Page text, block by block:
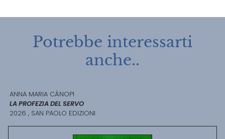
Potrebbe interessarti
anche..
ANNA MARIA CÀNOPI
LA PROFEZIA DEL SERVO
2026 , SAN PAOLO EDIZIONI